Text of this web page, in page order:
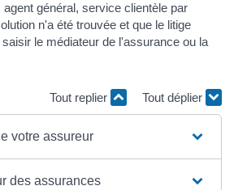
général, service clientèle par
n'a été trouvée et que le litige
le médiateur de l'assurance ou la
Tout replier Tout déplier
votre assureur
des assurances